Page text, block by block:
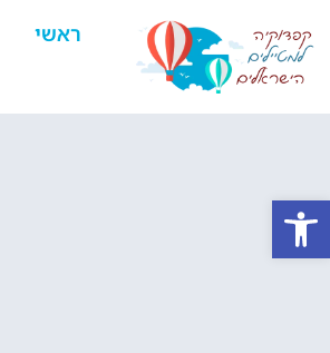
ראשי
פתח סרגל נגישות